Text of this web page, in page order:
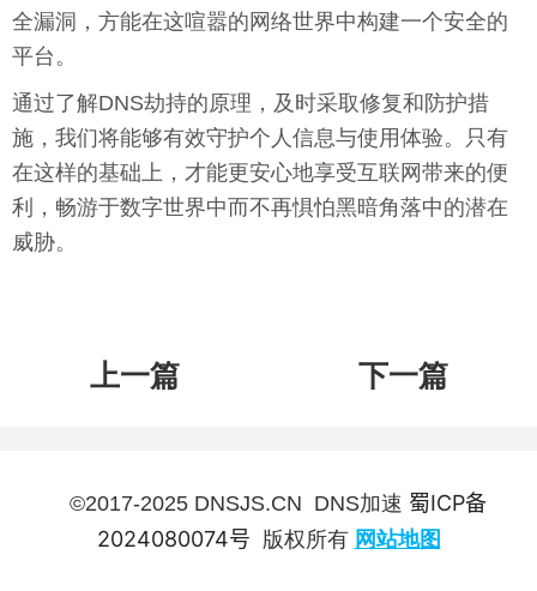
全漏洞，方能在这喧嚣的网络世界中构建一个安全的
平台。
通过了解DNS劫持的原理，及时采取修复和防护措
施，我们将能够有效守护个人信息与使用体验。只有
在这样的基础上，才能更安心地享受互联网带来的便
利，畅游于数字世界中而不再惧怕黑暗角落中的潜在
威胁。
上一篇 下一篇
©2017-2025 DNSJS.CN DNS加速 蜀ICP备
2024080074号 版权所有 网站地图